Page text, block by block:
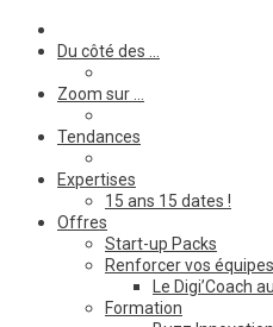
Du côté des …
Zoom sur …
Tendances
Expertises
15 ans 15 dates !
Offres
Start-up Packs
Renforcer vos équipes
Le Digi’Coach
Formation